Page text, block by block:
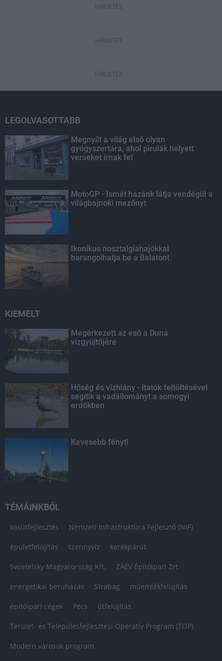
HIRDETÉS
HÍRDETÉS
HÍRDETÉS
LEGOLVASOTTABB
Megnyílt a világ első olyan
gyógyszertára, ahol pirulák helyett
verseket írnak fel
MotoGP - Ismét hazánk látja vendégül a
világbajnoki mezőnyt
Ikonikus nosztalgiahajókkal
barangolhatja be a Balatont
KIEMELT
Megérkezett az eső a Duna
vízgyűjtőjére
Hőség és vízhiány - itatók feltöltésével
segítik a vadállományt a somogyi
erdőkben
Kevesebb fényt!
TÉMÁINKBÓL
vasútfejlesztés Nemzeti Infrastruktúra Fejlesztő (NIF)
épületfelújítás szennyvíz kerékpárút
Swietelsky Magyarország Kft. ZÁÉV Építőipari Zrt.
energetikai beruházás Strabag műemlékfelújítás
építőipari cégek Pécs útfelújítás
Terület- és Településfejlesztési Operatív Program (TOP)
Modern városok program